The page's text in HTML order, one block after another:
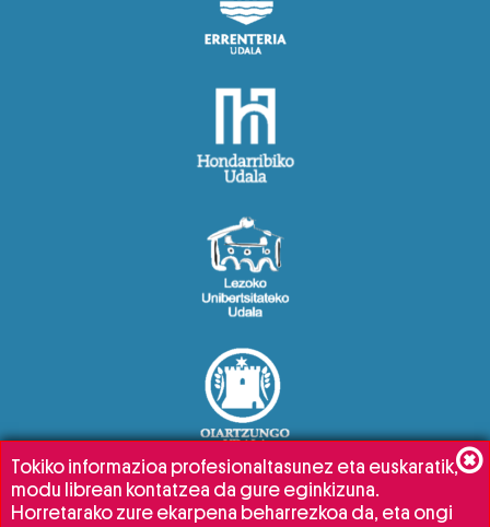
Tokiko informazioa profesionaltasunez eta euskaratik,
modu librean kontatzea da gure eginkizuna.
Horretarako zure ekarpena beharrezkoa da, eta ongi